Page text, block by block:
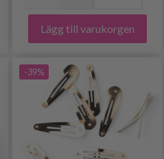
Lägg till varukorgen
-39%